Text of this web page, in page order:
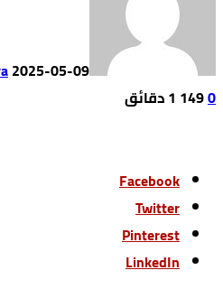
2025-05-09
0
149 1 ‫دقائق‬
Facebook
Twitter
Pinterest
LinkedIn